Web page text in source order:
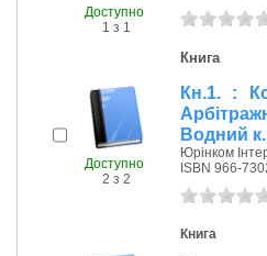
Доступно
1 з 1
Доступно
2 з 2
Книга
Кн.1. :
Водний
Юрінком
ISBN 966-
Книга